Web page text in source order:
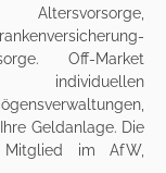
Altersvorsorge
. Off-Market
Geldanlage. Die
Mitglied im AfW,